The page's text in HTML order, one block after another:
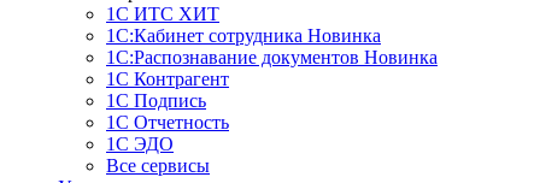
1С ИТС ХИТ
1С:Кабинет сотрудника Новинка
1С:Распознавание документов Новинка
1С Контрагент
1С Подпись
1С Отчетность
1С ЭДО
Все сервисы